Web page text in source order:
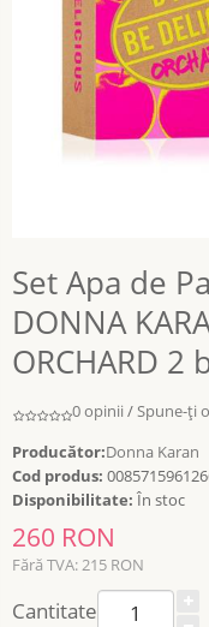
Set Apa de
DONNA
ORCHARD 2
0 opinii /Spune-ţi
Producător:Donna Karan
Cod produs:
Disponibilitate: În stoc
260 RON
Fără TVA: 215 RON
Cantitate